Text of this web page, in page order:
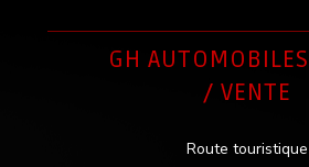
GH
/ VENTE
Route touristique